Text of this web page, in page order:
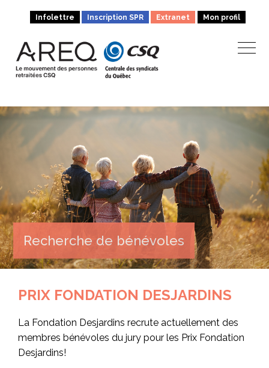
Infolettre Inscription SPR Extranet Mon profil
Recherche de bénévoles
PRIX FONDATION DESJARDINS
La Fondation Desjardins recrute actuellement des
membres bénévoles du jury pour les Prix Fondation
Desjardins!